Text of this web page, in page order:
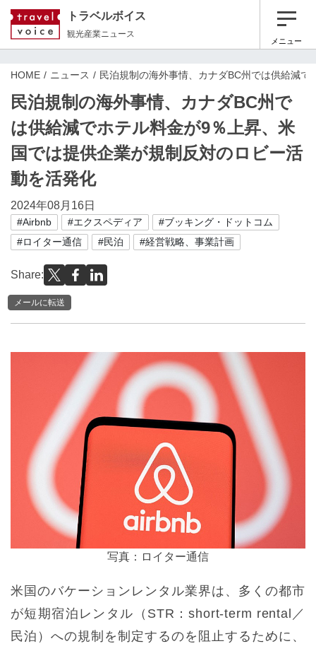
トラベルボイス
観光産業ニュース
メニュー
HOME ニュース 民泊規制の海外事情、カナダBC州では供給減
民泊規制の海外事情、カナダBC州で
は供給減でホテル料金が9％上昇、米
国では提供企業が規制反対のロビー活
動を活発化
2024年08月16日
#Airbnb #エクスペディア
#ブッキング・ドットコム
#ロイター通信
#民泊 #経営戦略、事業計画
Share:
メールに転送
写真：ロイター通信
米国のバケーションレンタル業界は、多くの都市
が短期宿泊レンタル（STR：short-term rental／
民泊）への規制を制定するのを阻止するために、